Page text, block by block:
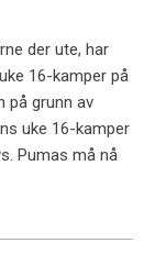
der ute, har
16-kamper på
på grunn av
uke 16-kamper
Pumas må nå